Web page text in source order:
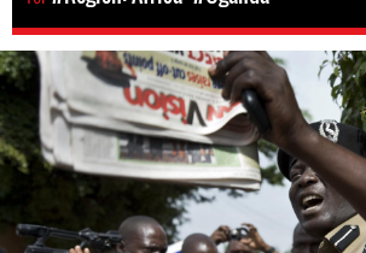
#Uganda-
general-
context.jpg